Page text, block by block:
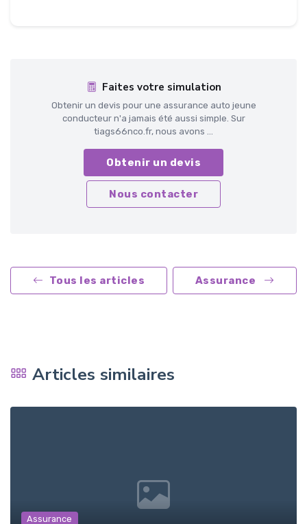
Faites votre simulation
Obtenir un devis pour une assurance auto jeune
conducteur n'a jamais été aussi simple. Sur
tiags66nco.fr, nous avons ...
Obtenir un devis
Nous contacter
Tous les articles Assurance
Articles similaires
Assurance